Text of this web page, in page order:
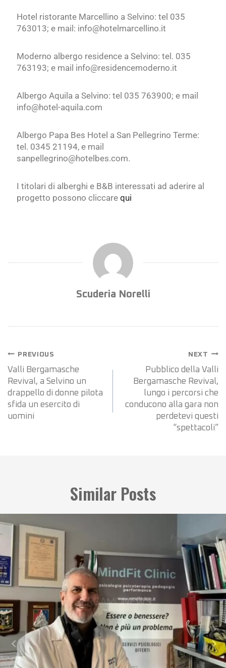
Hotel ristorante Marcellino a Selvino: tel 035
763013; e mail: info@hotelmarcellino.it
Moderno albergo residence a Selvino: tel. 035
763193; e mail info@residencemoderno.it
Albergo Aquila a Selvino: tel 035 763900; e mail
info@hotel-aquila.com
Albergo Papa Bes Hotel a San Pellegrino Terme:
tel. 0345 21194, e mail
sanpellegrino@hotelbes.com.
I titolari di alberghi e B&B interessati ad aderire al
progetto possono cliccare qui
Scuderia Norelli
PREVIOUS
Valli Bergamasche
Revival, a Selvino un
drappello di donne pilota
sfida un esercito di
uomini
NEXT
Pubblico della Valli
Bergamasche Revival,
lungo i percorsi che
conducono alla gara non
perdetevi questi
“spettacoli”
Similar Posts